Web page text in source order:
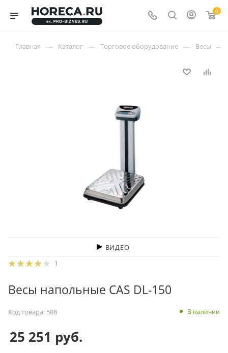
0
Главная — Каталог — Торговое оборудование — Весы —
ВИДЕО
1
Весы напольные CAS DL-150
Код товара: 588 В наличии
25 251 руб.